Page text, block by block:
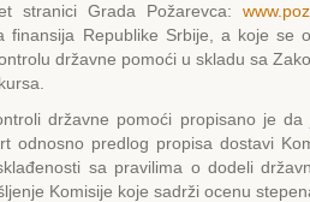
stranici Grada Požarevca:
finansija Republike Srbije, a koje se
državne pomoći u skladu sa
državne pomoći propisano je
odnosno predlog propisa dostavi
sa pravilima o dodeli
Komisije koje sadrži ocenu